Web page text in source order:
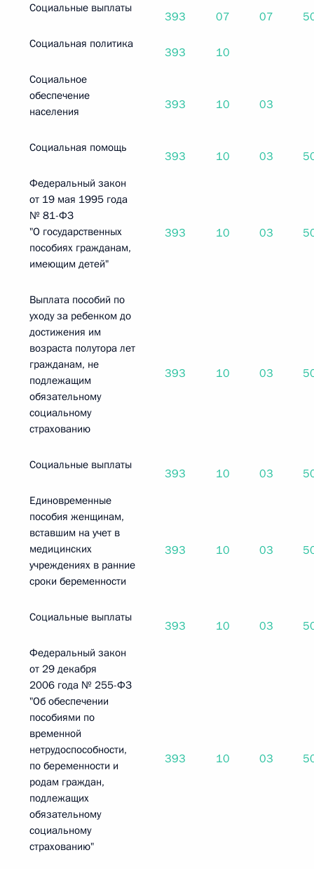
Социальные выплаты
393 07 07
Социальная политика
393 10
Социальное
обеспечение
населения
393 10 03
Социальная помощь
393 10 03
Федеральный закон
от 19 мая 1995 года
№ 81-ФЗ
"О государственных
пособиях гражданам,
имеющим детей"
393 10 03
Выплата пособий по
уходу за ребенком до
достижения им
возраста полутора лет
гражданам, не
подлежащим
обязательному
социальному
страхованию
393 10 03
Социальные выплаты
393 10 03
Единовременные
пособия женщинам,
вставшим на учет в
медицинских
учреждениях в ранние
сроки беременности
393 10 03
Социальные выплаты
393 10 03
Федеральный закон
от 29 декабря
2006 года № 255-ФЗ
"Об обеспечении
пособиями по
временной
нетрудоспособности,
по беременности и
родам граждан,
подлежащих
обязательному
социальному
страхованию"
393 10 03